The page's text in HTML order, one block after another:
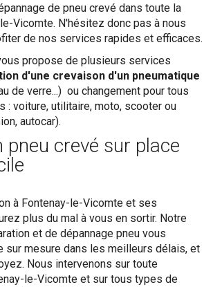
de pneu crevé dans toute la
Vicomte. N'hésitez donc pas à nous
de nos services rapides et efficaces.
propose de plusieurs services
d'une crevaison d'un pneumatique
de verre...) ou changement pour tous
: voiture, utilitaire, moto, scooter ou
autocar).
pneu crevé sur place
à Fontenay-le-Vicomte et ses
plus du mal à vous en sortir. Notre
et de dépannage pneu vous
sur mesure dans les meilleurs délais, et
Nous intervenons sur toute
le-Vicomte et sur tous types de